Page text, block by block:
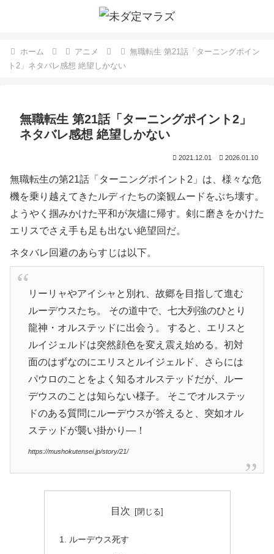
ホーム アニメ
無職転生 第21話「ターニングポイン
ト2」ネタバレ感想 絶望しかない
無職転生 第21話「ターニングポイント2」
ネタバレ感想 絶望しかない
2021.12.01 2026.01.10
無職転生の第21話「ターニングポイント2」は、様々な危
機を乗り越えてきたルディたちの楽観ムードをぶち壊す。
ようやく掴みかけた平和が灰燼に帰す。剣に磨きをかけた
エリスでさえ手も足も出ない絶望回だ。
ネタバレ回避のあらすじは以下。
リーリャやアイシャと別れ、故郷を目指して進む
ルーデウスたち。 その道中で、七大列強のひとり
龍神・オルステッドに出会う。 すると、エリスと
ルイジェルドは突然顔色を変え震え始める。初対
面のはずなのにエリスとルイジェルド、さらには
パウロのことをよく知るオルステッドだが、ルー
デウスのことは知らない様子。 そこでオルステッ
ドのある質問にルーデウスが答えると、突如オル
ステッドが襲い掛かり―！
https://mushokutensei.jp/story/21/
目次
ルーデウス死す